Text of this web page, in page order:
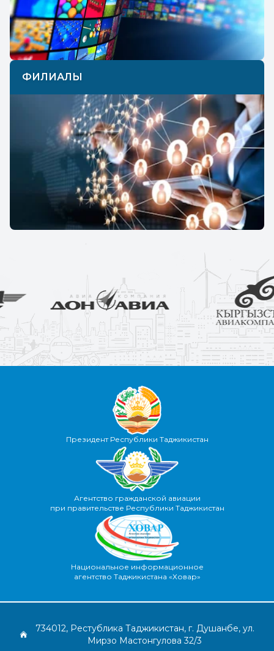
ФИЛИАЛЫ
Президент Республики Таджикистан
Агентство гражданской авиации
при правительстве Республики Таджикистан
Национальное информационное
агентство Таджикистана «Ховар»
734012, Рестублика Таджикистан, г. Душанбе, ул.
Мирзо Мастонгулова 32/3